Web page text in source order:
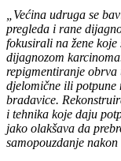
„Većina udruga se
pregleda i rane
fokusirali na žene koje
dijagnozom
repigmentiranje obrva
djelomične ili potpune
bradavice.
i tehnika koje daju
jako olakšava da
samopouzdanje nakon